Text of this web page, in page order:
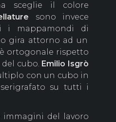
sceglie il colore
sono invece
i mappamondi di
gira attorno ad un
ortogonale rispetto
cubo. Emilio Isgrò
con un cubo in
su tutti i
del lavoro